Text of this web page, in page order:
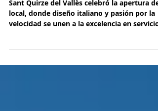
Marc Márquez
Sant Quirze del Vallès celebró la apertura del